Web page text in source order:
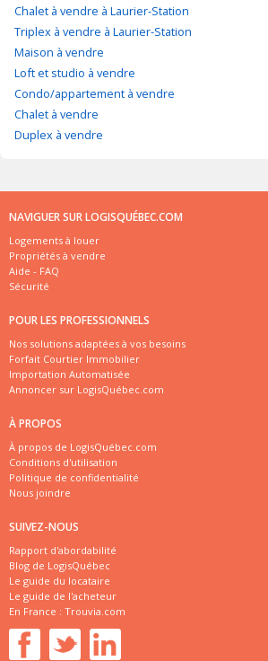
Chalet à vendre à Laurier-Station
Triplex à vendre à Laurier-Station
Maison à vendre
Loft et studio à vendre
Condo/appartement à vendre
Chalet à vendre
Duplex à vendre
NAVIGUER SUR LOGISQUÉBEC.COM
Logements à louer
Propriétés à vendre
Aide - FAQ
Sécurité
POUR LES PROFESSIONNELS
Nos solutions adaptées à vos besoins
Forfait Courtier Immobilier
Importation Automatisée
Annoncer sur LogisQuébec.com
À PROPOS
À propos de LogisQuébec.com
Conditions d'utilisation
Politique de confidentialité
Nous joindre
SUIVEZ-NOUS
Rapport d'abordabilité
Blog de LogisQuébec
Le guide du locataire
Le guide de l'acheteur
En France : Trouvia.com